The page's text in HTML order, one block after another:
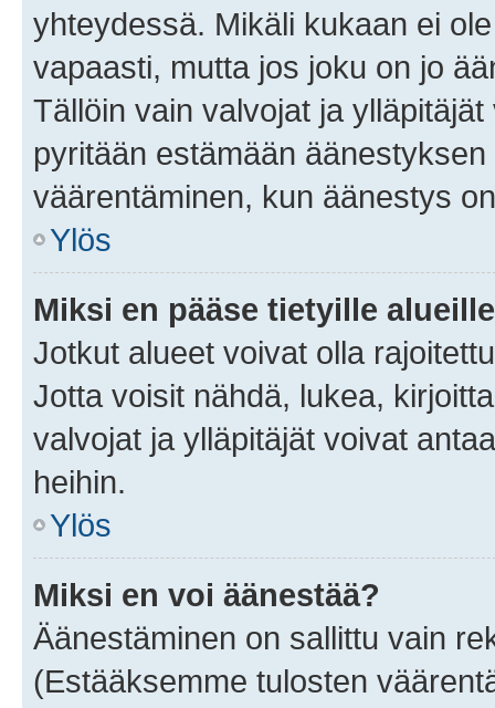
yhteydessä. Mikäli kukaan ei
vapaasti, mutta jos joku on jo
Tällöin vain valvojat ja
pyritään estämään
väärentäminen, kun äänestys
Ylös
Miksi en pääse tietyille
Jotkut alueet voivat olla
Jotta voisit nähdä, lukea,
valvojat ja ylläpitäjät voivat
heihin.
Ylös
Miksi en voi äänestää?
Äänestäminen on sallittu vain
(Estääksemme tulosten